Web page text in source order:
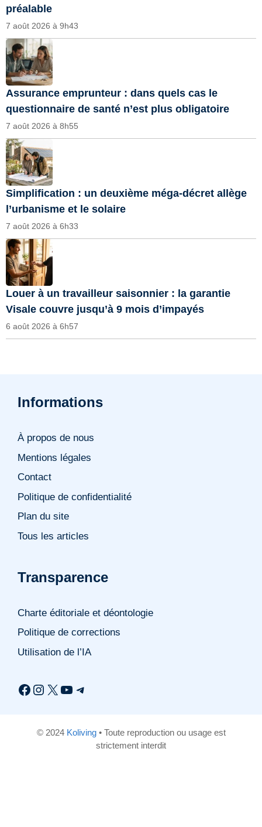
préalable
7 août 2026 à 9h43
Assurance emprunteur : dans quels cas le
questionnaire de santé n’est plus obligatoire
7 août 2026 à 8h55
Simplification : un deuxième méga-décret allège
l’urbanisme et le solaire
7 août 2026 à 6h33
Louer à un travailleur saisonnier : la garantie
Visale couvre jusqu’à 9 mois d’impayés
6 août 2026 à 6h57
Informations
À propos de nous
Mentions légales
Contact
Politique de confidentialité
Plan du site
Tous les articles
Transparence
Charte éditoriale et déontologie
Politique de corrections
Utilisation de l’IA
Facebook
Instagram
X YouTube
Telegram
© 2024 Koliving• Toute reproduction ou usage est
strictement interdit